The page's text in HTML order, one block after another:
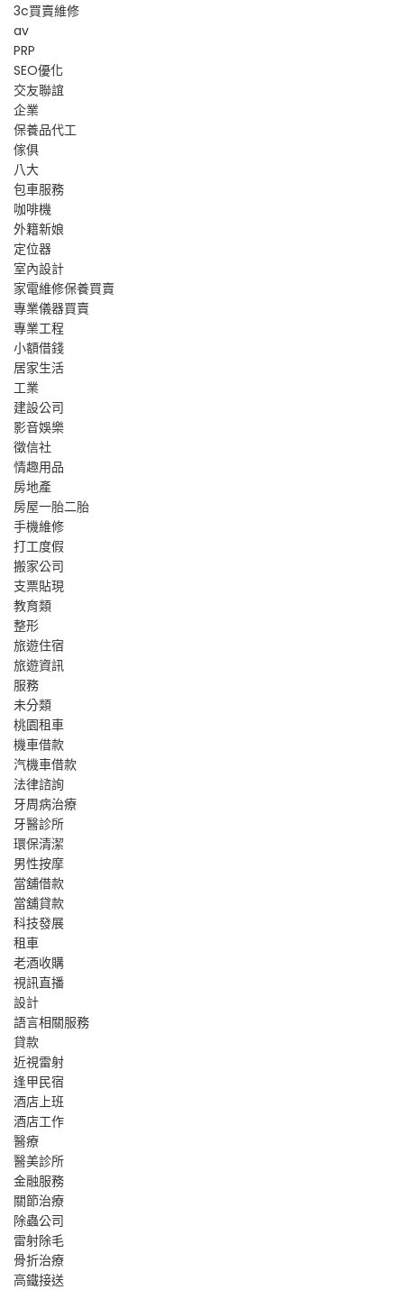
3c買賣維修
av
PRP
SEO優化
交友聯誼
企業
保養品代工
傢俱
八大
包車服務
咖啡機
外籍新娘
定位器
室內設計
家電維修保養買賣
專業儀器買賣
專業工程
小額借錢
居家生活
工業
建設公司
影音娛樂
徵信社
情趣用品
房地產
房屋一胎二胎
手機維修
打工度假
搬家公司
支票貼現
教育類
整形
旅遊住宿
旅遊資訊
服務
未分類
桃園租車
機車借款
汽機車借款
法律諮詢
牙周病治療
牙醫診所
環保清潔
男性按摩
當舖借款
當舖貸款
科技發展
租車
老酒收購
視訊直播
設計
語言相關服務
貸款
近視雷射
逢甲民宿
酒店上班
酒店工作
醫療
醫美診所
金融服務
關節治療
除蟲公司
雷射除毛
骨折治療
高鐵接送